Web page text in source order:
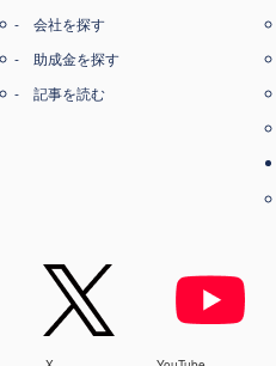
会社を探す
助成金を探す
記事を読む